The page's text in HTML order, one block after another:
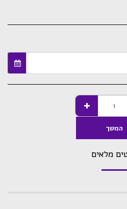
המשך
מלאים